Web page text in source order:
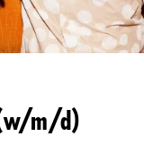
(w/m/d)